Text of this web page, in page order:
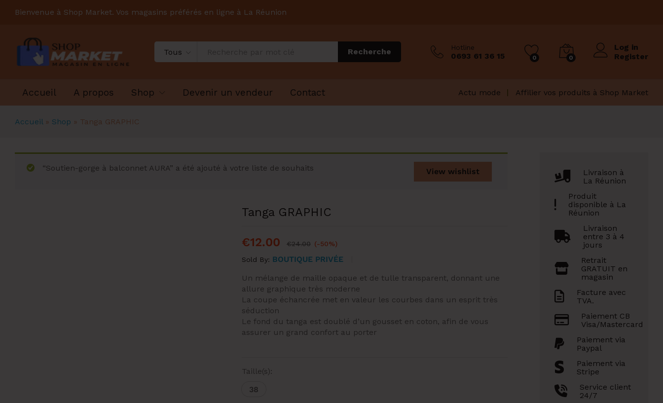
Bienvenue à Shop Market. Vos magasins préférés en ligne à La Réunion
Tous Recherche Hotline
0693 61 36 15 0 0
Log in
Register
Accueil A propos Shop Devenir un vendeur Contact Actu mode Affilier vos produits à Shop Market
Accueil» Shop » Tanga GRAPHIC
View wishlist
“Soutien-gorge à balconnet AURA” a été ajouté à votre liste de souhaits
Tanga GRAPHIC
€12.00 €24.00 (-50%)
Sold By: BOUTIQUE PRIVÉE
Un mélange de maille opaque et de tulle transparent, donnant une
allure graphique très moderne
La coupe échancrée met en valeur les courbes dans un esprit très
séduction
Le fond du tanga est doublé d’un gousset en coton, afin de vous
assurer un grand confort au porter
Taille(s):
38
Livraison à
La Réunion
Produit
disponible à La
Réunion
Livraison
entre 3 à 4
jours
Retrait
GRATUIT en
magasin
Facture avec
TVA.
Paiement CB
Visa/Mastercard
Paiement via
Paypal
Paiement via
Stripe
Service client
24/7